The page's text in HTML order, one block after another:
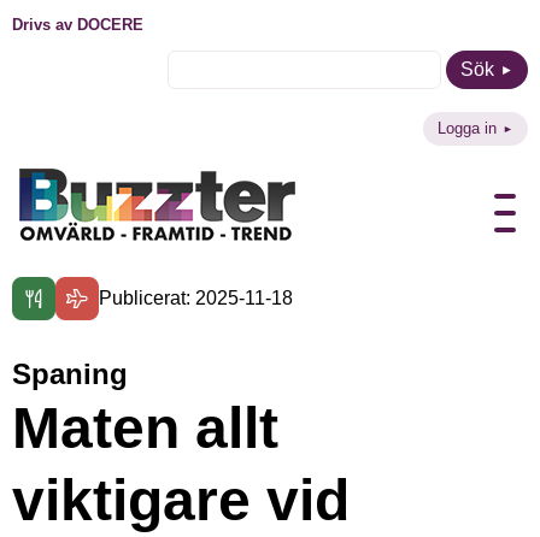
Drivs av DOCERE
Sök
Logga in
Publicerat: 2025-11-18
Spaning
Maten allt
viktigare vid